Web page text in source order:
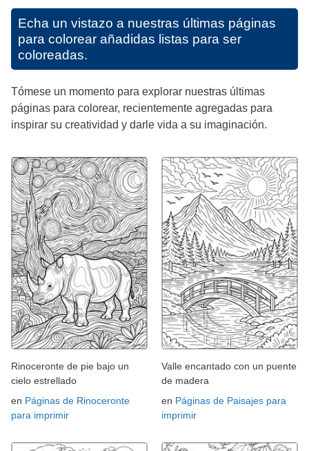
Echa un vistazo a nuestras últimas páginas
para colorear añadidas listas para ser
coloreadas.
Tómese un momento para explorar nuestras últimas
páginas para colorear, recientemente agregadas para
inspirar su creatividad y darle vida a su imaginación.
Rinoceronte de pie bajo un
cielo estrellado
en Páginas de Rinoceronte
para imprimir
Valle encantado con un puente
de madera
en Páginas de Paisajes para
imprimir